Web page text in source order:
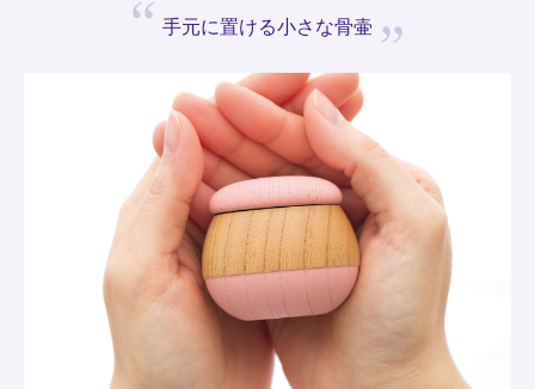
手元に置ける小さな骨壷